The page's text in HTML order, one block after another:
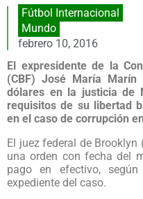
Fútbol Internacional
Mundo
febrero 10, 2016
El expresidente de la
(CBF) José María Marín
dólares en la justicia de
requisitos de su libertad
en el caso de corrupción
El juez federal de Brooklyn
una orden con fecha del
pago en efectivo,
expediente del caso.